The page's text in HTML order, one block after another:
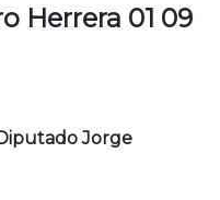
Herrera 01 09
Jorge